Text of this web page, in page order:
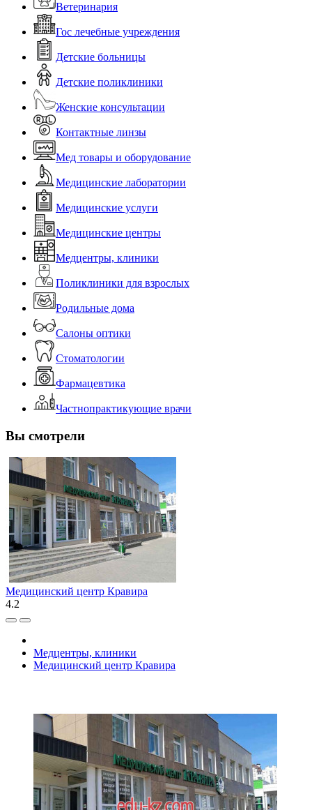
Ветеринария
Гос лечебные учреждения
Детские больницы
Детские поликлиники
Женские консультации
Контактные линзы
Мед товары и оборудование
Медицинские лаборатории
Медицинские услуги
Медицинские центры
Медцентры, клиники
Поликлиники для взрослых
Родильные дома
Салоны оптики
Стоматологии
Фармацевтика
Частнопрактикующие врачи
Вы смотрели
Медицинский центр Кравира
4.2
Медцентры, клиники
Медицинский центр Кравира